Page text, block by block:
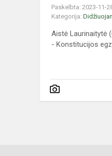
Paskelbta: 2023-11-
Kategorija:
Aistė Laurinaitytė
- Konstitucijos